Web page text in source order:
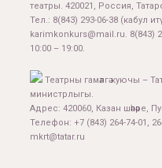
театры. 420021, Россия,
Тел.: 8(843) 293-06-38 (кабул
karimkonkurs@mail.ru. 8(843)
10:00 – 19:00.
Театрны гамәлгә куючы –
министрлыгы.
Адрес: 420060, Казан шәһәре,
Телефон: +7 (843) 264-74-01,
mkrt@tatar.ru